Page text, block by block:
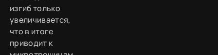
изгиб только
увеличивается,
что в итоге
приводит к